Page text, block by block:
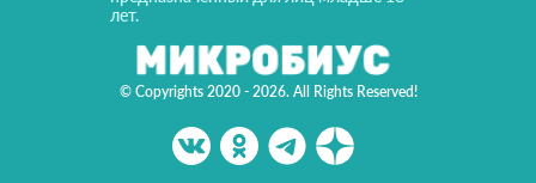
© Copyrights 2020 - 2026. All Rights Reserved!
лет.